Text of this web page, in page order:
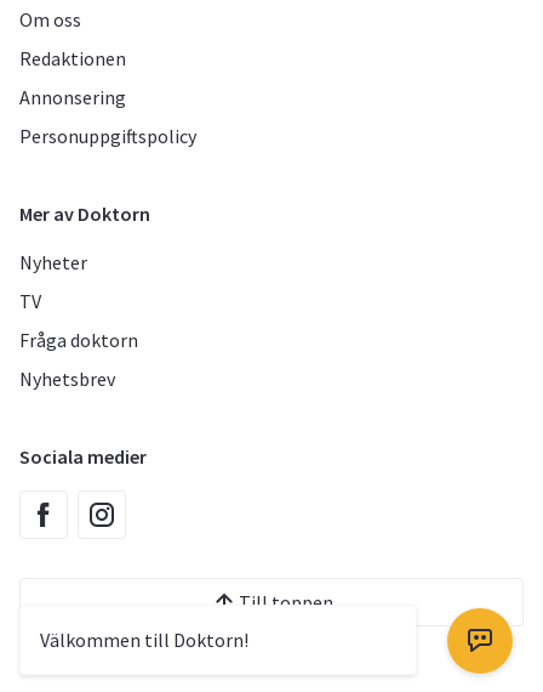
Välkommen till Doktorn!
Om oss
Redaktionen
Annonsering
Personuppgiftspolicy
Mer av Doktorn
Nyheter
TV
Fråga doktorn
Nyhetsbrev
Sociala medier
Till toppen